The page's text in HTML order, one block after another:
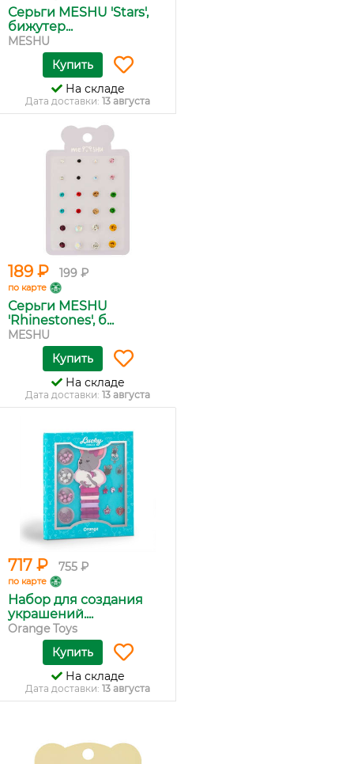
Серьги MESHU 'Stars',
бижутер...
MESHU
Купить
На складе
Дата доставки: 13 августа
189 ₽ 199 ₽
по карте
Серьги MESHU
'Rhinestones', б...
MESHU
Купить
На складе
Дата доставки: 13 августа
717 ₽ 755 ₽
по карте
Набор для создания
украшений....
Orange Toys
Купить
На складе
Дата доставки: 13 августа